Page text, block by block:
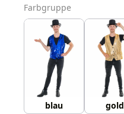
Farbgruppe
blau gold